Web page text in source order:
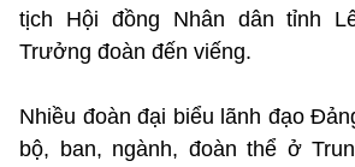
tịch Hội đồng Nhân dân tỉnh
Trưởng đoàn đến viếng.
Nhiều đoàn đại biểu lãnh đạo
bộ, ban, ngành, đoàn thể ở